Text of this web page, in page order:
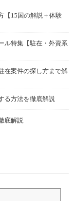
【15国の解説＋体験
ル特集【駐在・外資系
在案件の探し方まで解
る方法を徹底解説
底解説